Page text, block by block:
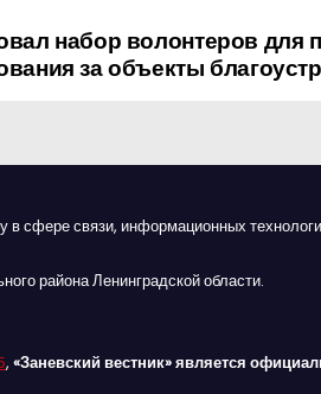
набор волонтеров для
за объекты
в сфере связи, информационных
района Ленинградской области.
, «Заневский вестник» является